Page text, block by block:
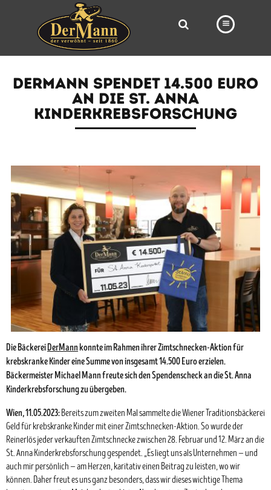
FILIALEN
BÄCKEREI
VORBESTELLUNG
NEWS
KARRIERE
VIDEOS
DERMANN SPENDET 14.500 EURO
AN DIE ST. ANNA
KINDERKREBSFORSCHUNG
Die BäckereiDerMann konnte im Rahmen ihrer Zimtschnecken-Aktion für
krebskranke Kinder eine Summe von insgesamt 14.500 Euro erzielen.
Bäckermeister Michael Mann freute sich den Spendenscheck an die St. Anna
Kinderkrebsforschung zu übergeben.
Wien, 11.05.2023: Bereits zum zweiten Mal sammelte die Wiener Traditionsbäckerei
Geld für krebskranke Kinder mit einer Zimtschnecken-Aktion. So wurde der
Reinerlös jeder verkauften Zimtschnecke zwischen 28. Februar und 12. März an die
St. Anna Kinderkrebsforschung gespendet. „Es liegt uns als Unternehmen — und
auch mir persönlich — am Herzen, karitativ einen Beitrag zu leisten, wo wir
können. Daher freut es uns ganz besonders, dass wir dieses wichtige Thema